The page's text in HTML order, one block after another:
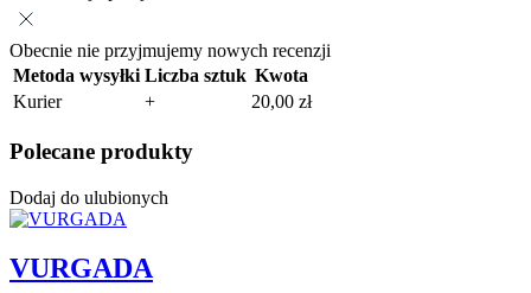
Obecnie nie przyjmujemy nowych recenzji
Metoda wysyłki Liczba sztuk Kwota
Kurier
+ 20,00 zł
Polecane produkty
Dodaj do ulubionych
VURGADA